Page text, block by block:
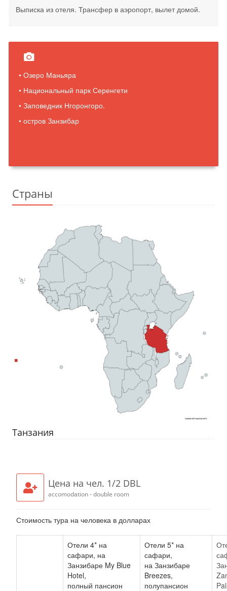
Выписка из отеля. Трансфер в аэропорт, вылет домой.
• Озеро Маньяра
• Национальный парк Серенгети
• Заповедник Нгоронгоро.
• остров Занзибар
Страны
Танзания
Цена на чел. 1/2 DBL
accomodation - double room
Стоимость тура на человека в долларах
Отели 4* на
сафари, на
Занзибаре My Blue
Hotel,
полный пансион
Отели 5* на
сафари,
на Занзибаре
Breezes,
полупансион